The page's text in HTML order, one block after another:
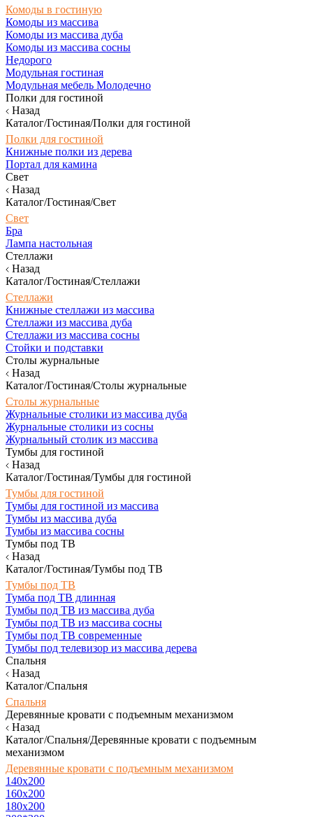
Комоды в гостиную
Комоды из массива
Комоды из массива дуба
Комоды из массива сосны
Недорого
Модульная гостиная
Модульная мебель Молодечно
Полки для гостиной
Назад
Каталог/Гостиная/Полки для гостиной
Полки для гостиной
Книжные полки из дерева
Портал для камина
Свет
Назад
Каталог/Гостиная/Свет
Свет
Бра
Лампа настольная
Стеллажи
Назад
Каталог/Гостиная/Стеллажи
Стеллажи
Книжные стеллажи из массива
Стеллажи из массива дуба
Стеллажи из массива сосны
Стойки и подставки
Столы журнальные
Назад
Каталог/Гостиная/Столы журнальные
Столы журнальные
Журнальные столики из массива дуба
Журнальные столики из сосны
Журнальный столик из массива
Тумбы для гостиной
Назад
Каталог/Гостиная/Тумбы для гостиной
Тумбы для гостиной
Тумбы для гостиной из массива
Тумбы из массива дуба
Тумбы из массива сосны
Тумбы под ТВ
Назад
Каталог/Гостиная/Тумбы под ТВ
Тумбы под ТВ
Тумба под ТВ длинная
Тумбы под ТВ из массива дуба
Тумбы под ТВ из массива сосны
Тумбы под ТВ современные
Тумбы под телевизор из массива дерева
Спальня
Назад
Каталог/Спальня
Спальня
Деревянные кровати с подъемным механизмом
Назад
Каталог/Спальня/Деревянные кровати с подъемным
механизмом
Деревянные кровати с подъемным механизмом
140x200
160х200
180х200